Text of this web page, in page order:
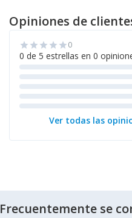
Opiniones de
star star star star star0
0 de 5 estrellas en 0
Ver todas las
Frecuentemente se